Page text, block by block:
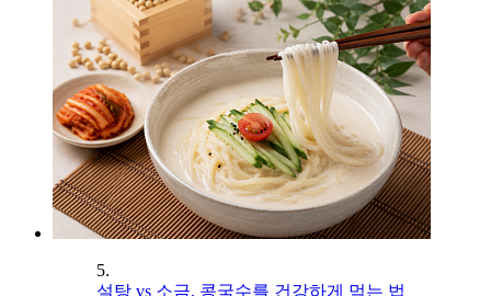
5.
설탕 vs 소금, 콩국수를 건강하게 먹는 법